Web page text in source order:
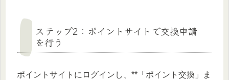
ステップ2：ポイントサイトで交換申請
を行う
ポイントサイトにログインし、**「ポイント交換」ま